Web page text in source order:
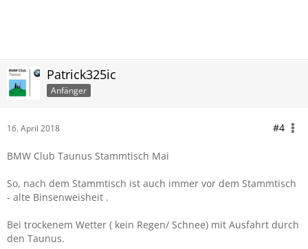
Patrick325ic
Anfänger
16. April 2018 #4
BMW Club Taunus Stammtisch Mai
So, nach dem Stammtisch ist auch immer vor dem Stammtisch
- alte Binsenweisheit .
Bei trockenem Wetter ( kein Regen/ Schnee) mit Ausfahrt durch
den Taunus.